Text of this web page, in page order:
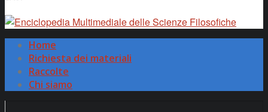
Home
Richiesta dei materiali
Raccolte
Chi siamo